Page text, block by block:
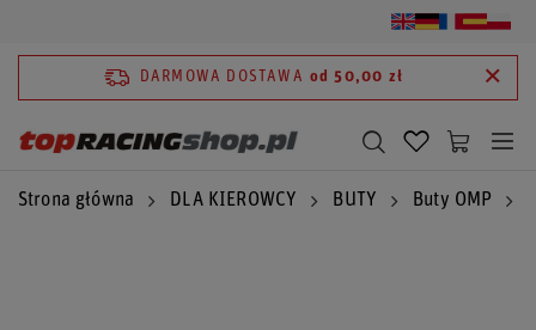
DARMOWA DOSTAWA od 50,00 zł
Strona główna DLA KIEROWCY BUTY Buty OMP